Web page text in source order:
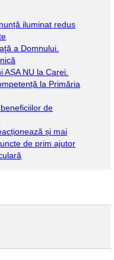
iluminat redus
a Domnului.
AȘA NU la Carei.
la Primăria
de
și mai
de prim ajutor